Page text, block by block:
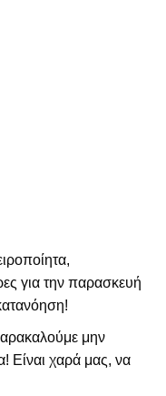
για την παρασκευή
μην
Είναι χαρά μας, να